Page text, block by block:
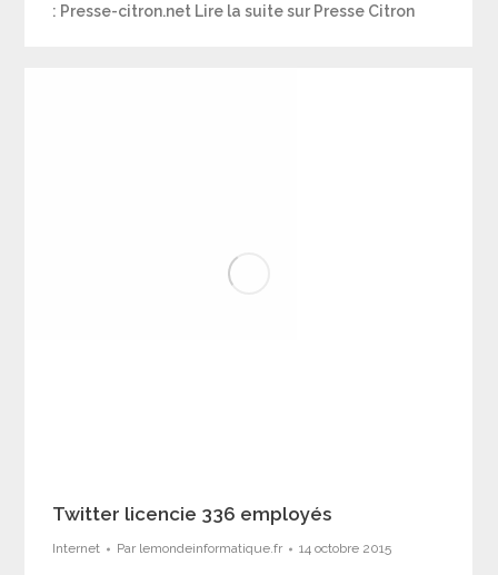
: Presse-citron.net Lire la suite sur Presse Citron
Twitter licencie 336 employés
Internet Par lemondeinformatique.fr 14 octobre 2015